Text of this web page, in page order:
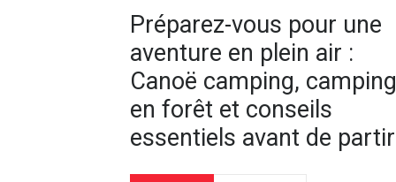
Préparez-vous pour une
aventure en plein air :
Canoë camping, camping
en forêt et conseils
essentiels avant de partir